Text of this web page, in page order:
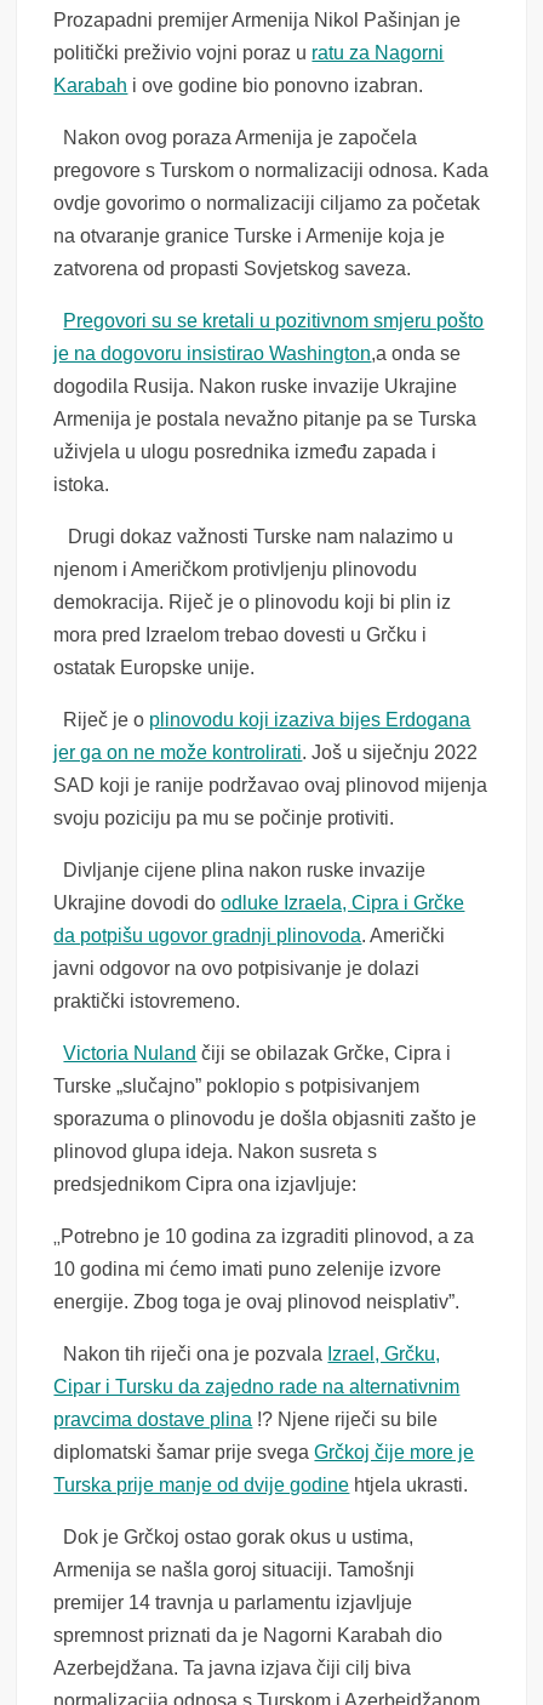
Prozapadni premijer Armenija Nikol Pašinjan je
politički preživio vojni poraz u ratu za Nagorni
Karabah i ove godine bio ponovno izabran.
Nakon ovog poraza Armenija je započela
pregovore s Turskom o normalizaciji odnosa. Kada
ovdje govorimo o normalizaciji ciljamo za početak
na otvaranje granice Turske i Armenije koja je
zatvorena od propasti Sovjetskog saveza.
Pregovori su se kretali u pozitivnom smjeru pošto
je na dogovoru insistirao Washington,a onda se
dogodila Rusija. Nakon ruske invazije Ukrajine
Armenija je postala nevažno pitanje pa se Turska
uživjela u ulogu posrednika između zapada i
istoka.
Drugi dokaz važnosti Turske nam nalazimo u
njenom i Američkom protivljenju plinovodu
demokracija. Riječ je o plinovodu koji bi plin iz
mora pred Izraelom trebao dovesti u Grčku i
ostatak Europske unije.
Riječ je o plinovodu koji izaziva bijes Erdogana
jer ga on ne može kontrolirati. Još u siječnju 2022
SAD koji je ranije podržavao ovaj plinovod mijenja
svoju poziciju pa mu se počinje protiviti.
Divljanje cijene plina nakon ruske invazije
Ukrajine dovodi doodluke Izraela, Cipra i Grčke
da potpišu ugovor gradnji plinovoda. Američki
javni odgovor na ovo potpisivanje je dolazi
praktički istovremeno.
Victoria Nuland čiji se obilazak Grčke, Cipra i
Turske „slučajno” poklopio s potpisivanjem
sporazuma o plinovodu je došla objasniti zašto je
plinovod glupa ideja. Nakon susreta s
predsjednikom Cipra ona izjavljuje:
Potrebno je 10 godina za izgraditi plinovod, a za
10 godina mi ćemo imati puno zelenije izvore
energije. Zbog toga je ovaj plinovod neisplativ”.
Nakon tih riječi ona je pozvala Izrael, Grčku,
Cipar i Tursku da zajedno rade na alternativnim
pravcima dostave plina !? Njene riječi su bile
diplomatski šamar prije svegaGrčkoj čije more je
Turska prije manje od dvije godine htjela ukrasti.
Dok je Grčkoj ostao gorak okus u ustima,
Armenija se našla goroj situaciji. Tamošnji
premijer 14 travnja u parlamentu izjavljuje
spremnost priznati da je Nagorni Karabah dio
Azerbejdžana. Ta javna izjava čiji cilj biva